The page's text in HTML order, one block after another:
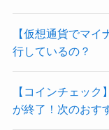
【仮想通貨でマ
行しているの？
【コインチェッ
が終了！次のおす